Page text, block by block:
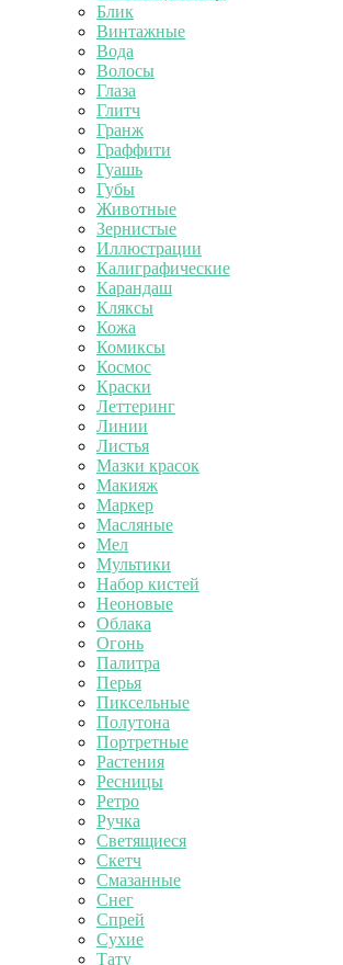
Блик
Винтажные
Вода
Волосы
Глаза
Глитч
Гранж
Граффити
Гуашь
Губы
Животные
Зернистые
Иллюстрации
Калиграфические
Карандаш
Кляксы
Кожа
Комиксы
Космос
Краски
Леттеринг
Линии
Листья
Мазки красок
Макияж
Маркер
Масляные
Мел
Мультики
Набор кистей
Неоновые
Облака
Огонь
Палитра
Перья
Пиксельные
Полутона
Портретные
Растения
Ресницы
Ретро
Ручка
Светящиеся
Скетч
Смазанные
Снег
Спрей
Сухие
Тату